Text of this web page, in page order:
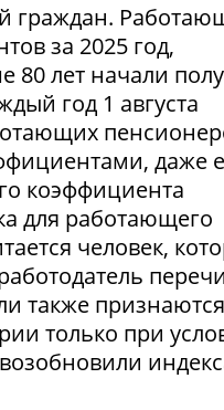
граждан.
за 2025 год,
80 лет начали
год 1 августа
даже
коэффициента
для работающего
человек,
также признаются
только при